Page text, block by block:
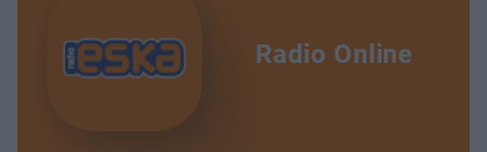
Radio Online